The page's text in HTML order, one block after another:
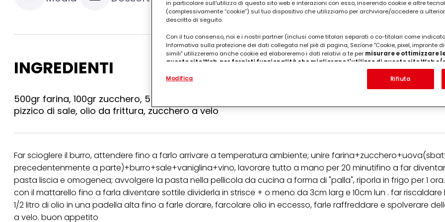
INGREDIENTI
500gr farina, 100gr zucchero, 50gr burro, 3 uova, mezzo bicchierino di vino bianco, 1 bustina di
pizzico di sale, olio da frittura, zucchero a velo
Far scioglere il burro, attendere fino a farlo arrivare a temperatura ambiente; unire
precedentenmente a parte)+burro+sale+vaniglina+vino, lavorare tutto a mano per 20 minutifino a far
pasta liscia e omogenea; avvolgere la pasta nella pellicola da cucina a forma di "palla", riporla in frigo per 1
con il mattarello fino a farla diventare sottile dividerla in strisce + o meno da 3cm larg e 10cm lun . far riscaldare
1/2 litro di olio in una padella alta fino a farle dorare, farcolare olio in eccesso, farle raffreddare e spolverare
a velo. buon appetito
in particolare sull'utilizzo di questo sito web e interazioni con esso, inserendo cookie e altre
(complessivamente “cookie”) sul tuo dispositivo che utilizziamo per archiviare/accedere a
descritto di seguito.
Con il tuo consenso, noi e i nostri partner (inclusi come titolari separati o co-titolari come
Informativa sulla protezione dei dati collegata nel piè di pagina, Sezione "Cookie, pixel, impronte
simili" utilizzeremo anche cookie ed elaboreremo i dati relativi a te per misurare e ottimizzare
questo sito Web, per fornirti funzionalità che migliorano l'utilizzo di questo sito Web e/
. Analizzeremo il tuo utilizzo di questo sito Web e le tue interazioni commerciali
(rispettivamente dell'azienda per cui lavori) per) e su tale base tracciare i tuoi acquisti dei nostri
terzi, conservare le nostre informazioni sulle entità commerciali e creare profili individuali su di te
identificati) su questo sito web e altri media (di terzi) tramite i dispositivi assegnati a te o alla tua
qualsiasi momento con effetto per il futuro disabilitando i cookie sul nostro sito web nella sezione
collegata nel piè di pagina. Per ulteriori informazioni sui cookie utilizzati su questo sito Web, in
periodo di conservazione, consultare le informazioni dettagliate su ciascun cookie disponibili
"modifica" di seguito".
Se fai clic su "Modifica" potrai trovare maggiori informazioni sul trattamento dei tuoi dati / sull'uso
per uno o più degli scopi sopra menzionati. Cliccando su "Accetta tutto", acconsenti all'uso dei
Modifica Rifiuta